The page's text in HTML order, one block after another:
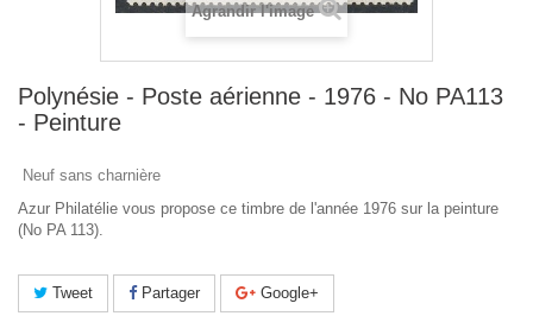
Agrandir l'image
Polynésie - Poste aérienne - 1976 - No PA113
- Peinture
Neuf sans charnière
Azur Philatélie vous propose ce timbre de l'année 1976 sur la peinture
(No PA 113).
Tweet Partager Google+